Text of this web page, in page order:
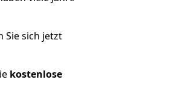
Sie sich jetzt
kostenlose